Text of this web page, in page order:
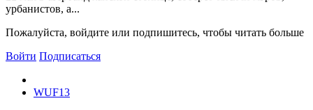
урбанистов, а...
Пожалуйста, войдите или подпишитесь, чтобы читать больше
Войти Подписаться
WUF13